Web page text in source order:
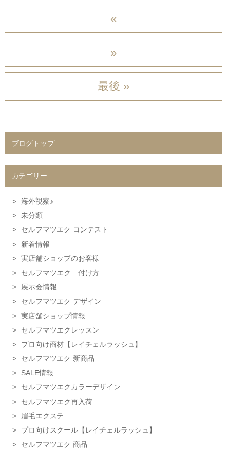
«
»
最後 »
ブログトップ
カテゴリー
海外視察♪
未分類
セルフマツエク コンテスト
新着情報
実店舗ショップのお客様
セルフマツエク 付け方
展示会情報
セルフマツエク デザイン
実店舗ショップ情報
セルフマツエクレッスン
プロ向け商材【レイチェルラッシュ】
セルフマツエク 新商品
SALE情報
セルフマツエクカラーデザイン
セルフマツエク再入荷
眉毛エクステ
プロ向けスクール【レイチェルラッシュ】
セルフマツエク 商品